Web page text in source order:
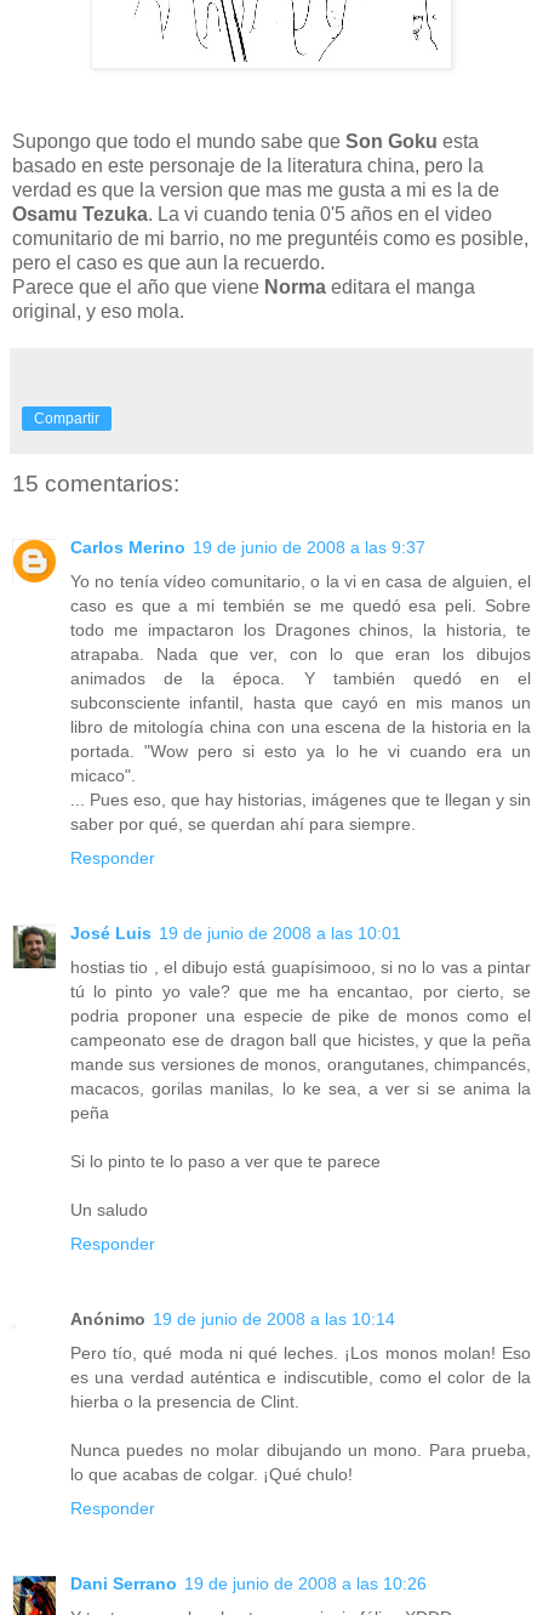
Supongo que todo el mundo sabe que Son Goku esta
basado en este personaje de la literatura china, pero la
verdad es que la version que mas me gusta a mi es la de
Osamu Tezuka. La vi cuando tenia 0'5 años en el video
comunitario de mi barrio, no me preguntéis como es posible,
pero el caso es que aun la recuerdo.
Parece que el año que viene Norma editara el manga
original, y eso mola.
Compartir
15 comentarios:
Carlos Merino 19 de junio de 2008 a las 9:37
Yo no tenía vídeo comunitario, o la vi en casa de alguien, el
caso es que a mi tembién se me quedó esa peli. Sobre
todo me impactaron los Dragones chinos, la historia, te
atrapaba. Nada que ver, con lo que eran los dibujos
animados de la época. Y también quedó en el
subconsciente infantil, hasta que cayó en mis manos un
libro de mitología china con una escena de la historia en la
portada. "Wow pero si esto ya lo he vi cuando era un
micaco".
... Pues eso, que hay historias, imágenes que te llegan y sin
saber por qué, se querdan ahí para siempre.
Responder
José Luis 19 de junio de 2008 a las 10:01
hostias tio , el dibujo está guapísimooo, si no lo vas a pintar
tú lo pinto yo vale? que me ha encantao, por cierto, se
podria proponer una especie de pike de monos como el
campeonato ese de dragon ball que hicistes, y que la peña
mande sus versiones de monos, orangutanes, chimpancés,
macacos, gorilas manilas, lo ke sea, a ver si se anima la
peña
Si lo pinto te lo paso a ver que te parece
Un saludo
Responder
Anónimo 19 de junio de 2008 a las 10:14
Pero tío, qué moda ni qué leches. ¡Los monos molan! Eso
es una verdad auténtica e indiscutible, como el color de la
hierba o la presencia de Clint.
Nunca puedes no molar dibujando un mono. Para prueba,
lo que acabas de colgar. ¡Qué chulo!
Responder
Dani Serrano 19 de junio de 2008 a las 10:26